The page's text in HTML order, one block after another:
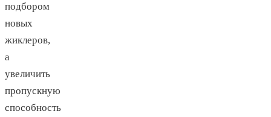
подбором
новых
жиклеров,
а
увеличить
пропускную
способность